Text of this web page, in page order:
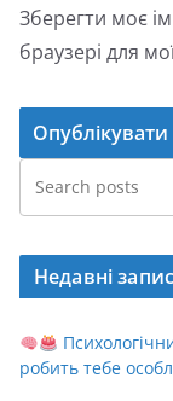
Зберегти моє
браузері для
Недавні
робить тебе